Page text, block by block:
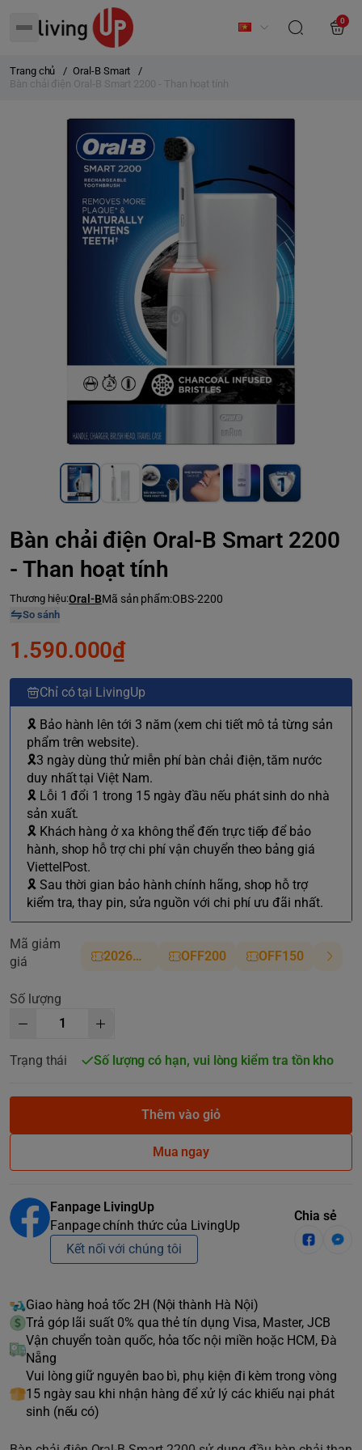
0
Trang chủ / Oral-B Smart
/
Bàn chải điện Oral-B Smart 2200 - Than hoạt tính
Bàn chải điện Oral-B Smart 2200
- Than hoạt tính
Thương hiệu:Oral-BMã sản phẩm:OBS-2200
So sánh
1.590.000₫
Chỉ có tại LivingUp
🎗 Bảo hành lên tới 3 năm (xem chi tiết mô tả từng sản
phẩm trên website).
🎗3 ngày dùng thử miễn phí bàn chải điện, tăm nước
duy nhất tại Việt Nam.
🎗 Lỗi 1 đổi 1 trong 15 ngày đầu nếu phát sinh do nhà
sản xuất.
🎗 Khách hàng ở xa không thể đến trực tiếp để bảo
hành, shop hỗ trợ chi phí vận chuyển theo bảng giá
ViettelPost.
🎗 Sau thời gian bảo hành chính hãng, shop hỗ trợ
kiểm tra, thay pin, sửa nguồn với chi phí ưu đãi nhất.
Mã giảm
giá
2026NM OFF200 OFF150
Số lượng
Trạng thái Số lượng có hạn, vui lòng kiểm tra tồn kho
Thêm vào giỏ
Mua ngay
Fanpage LivingUp
Fanpage chính thức của LivingUp
Kết nối với chúng tôi
Chia sẻ
Giao hàng hoả tốc 2H (Nội thành Hà Nội)
Trả góp lãi suất 0% qua thẻ tín dụng Visa, Master, JCB
Vận chuyển toàn quốc, hỏa tốc nội miền hoặc HCM, Đà
Nẵng
Vui lòng giữ nguyên bao bì, phụ kiện đi kèm trong vòng
15 ngày sau khi nhận hàng để xử lý các khiếu nại phát
sinh (nếu có)